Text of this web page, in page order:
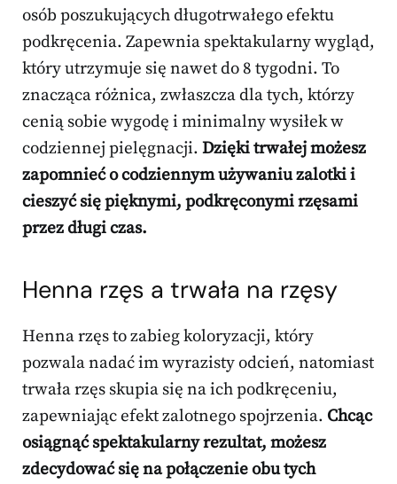
osób poszukujących długotrwałego efektu
podkręcenia. Zapewnia spektakularny wygląd,
który utrzymuje się nawet do 8 tygodni. To
znacząca różnica, zwłaszcza dla tych, którzy
cenią sobie wygodę i minimalny wysiłek w
codziennej pielęgnacji. Dzięki trwałej możesz
zapomnieć o codziennym używaniu zalotki i
cieszyć się pięknymi, podkręconymi rzęsami
przez długi czas.
Henna rzęs a trwała na rzęsy
Henna rzęs to zabieg koloryzacji, który
pozwala nadać im wyrazisty odcień, natomiast
trwała rzęs skupia się na ich podkręceniu,
zapewniając efekt zalotnego spojrzenia. Chcąc
osiągnąć spektakularny rezultat, możesz
zdecydować się na połączenie obu tych